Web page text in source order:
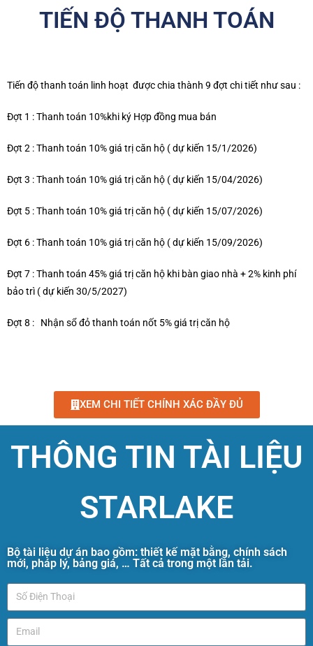
TIẾN ĐỘ THANH TOÁN
Tiến độ thanh toán linh hoạt được chia thành 9 đợt chi tiết như sau :
Đợt 1 : Thanh toán 10%khi ký Hợp đồng mua bán
Đợt 2 : Thanh toán 10% giá trị căn hộ ( dự kiến 15/1/2026)
Đợt 3 : Thanh toán 10% giá trị căn hộ ( dự kiến 15/04/2026)
Đợt 5 :Thanh toán 10% giá trị căn hộ ( dự kiến 15/07/2026)
Đợt 6 :Thanh toán 10% giá trị căn hộ ( dự kiến 15/09/2026)
Đợt 7 : Thanh toán 45% giá trị căn hộ khi bàn giao nhà + 2% kinh phí
bảo trì ( dự kiến 30/5/2027)
Đợt 8 : Nhận sổ đỏ thanh toán nốt 5% giá trị căn hộ
XEM CHI TIẾT CHÍNH XÁC ĐẦY ĐỦ
THÔNG TIN TÀI LIỆU
STARLAKE
Bộ tài liệu dự án bao gồm: thiết kế mặt bằng, chính sách
mới, pháp lý, bảng giá, … Tất cả trong một lần tải.